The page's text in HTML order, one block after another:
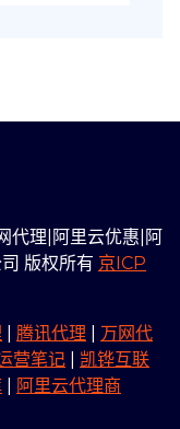
理|阿里云优惠|阿
版权所有 京ICP
腾讯代理
万网代
营笔记
凯铧互联
阿里云代理商